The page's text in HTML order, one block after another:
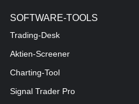
SOFTWARE-TOOLS
Trading-Desk
Aktien-Screener
Charting-Tool
Signal Trader Pro